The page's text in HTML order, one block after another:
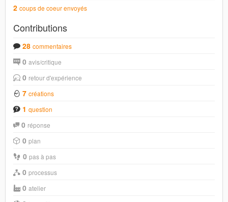
2 coups de coeur envoyés
Contributions
28 commentaires
0 avis/critique
0 retour d'expérience
7 créations
1 question
0 réponse
0 plan
0 pas à pas
0 processus
0 atelier